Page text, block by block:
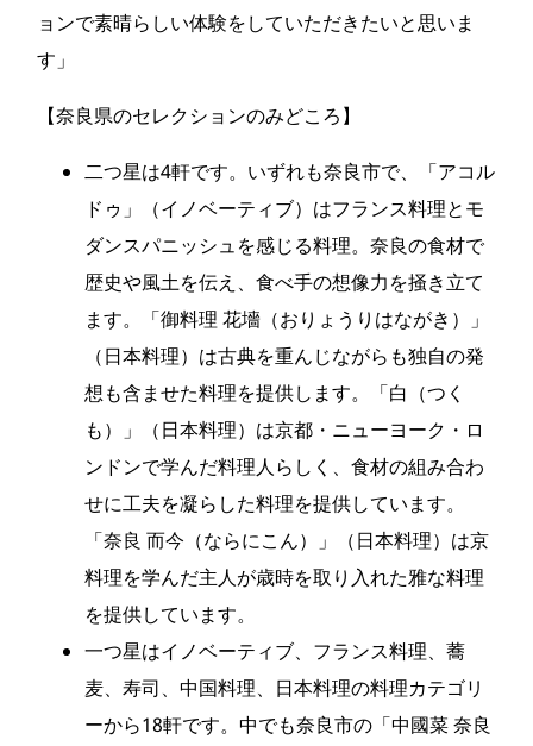
ョンで素晴らしい体験をしていただきたいと思いま
す」
【奈良県のセレクションのみどころ】
二つ星は4軒です。いずれも奈良市で、「アコル
ドゥ」（イノベーティブ）はフランス料理とモ
ダンスパニッシュを感じる料理。奈良の食材で
歴史や風土を伝え、食べ手の想像力を掻き立て
ます。「御料理 花墻（おりょうりはながき）」
（日本料理）は古典を重んじながらも独自の発
想も含ませた料理を提供します。「白（つく
も）」（日本料理）は京都・ニューヨーク・ロ
ンドンで学んだ料理人らしく、食材の組み合わ
せに工夫を凝らした料理を提供しています。
「奈良 而今（ならにこん）」（日本料理）は京
料理を学んだ主人が歳時を取り入れた雅な料理
を提供しています。
一つ星はイノベーティブ、フランス料理、蕎
麦、寿司、中国料理、日本料理の料理カテゴリ
ーから18軒です。中でも奈良市の「中國菜 奈良